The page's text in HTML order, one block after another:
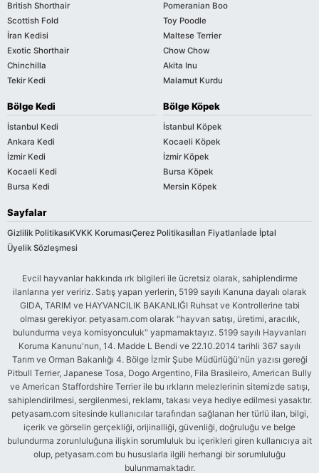
British Shorthair
Scottish Fold
İran Kedisi
Exotic Shorthair
Chinchilla
Tekir Kedi
Pomeranian Boo
Toy Poodle
Maltese Terrier
Chow Chow
Akita Inu
Malamut Kurdu
Bölge Kedi
İstanbul Kedi
Ankara Kedi
İzmir Kedi
Kocaeli Kedi
Bursa Kedi
Bölge Köpek
İstanbul Köpek
Kocaeli Köpek
İzmir Köpek
Bursa Köpek
Mersin Köpek
Sayfalar
Gizlilik PolitikasıKVKK KorumasıÇerez Politikasıİlan Fiyatlarıİade İptal
Üyelik Sözleşmesi
Evcil hayvanlar hakkında ırk bilgileri ile ücretsiz olarak, sahiplendirme
ilanlarına yer veririz. Satış yapan yerlerin, 5199 sayılı Kanuna dayalı olarak
GIDA, TARIM ve HAYVANCILIK BAKANLIĞI Ruhsat ve Kontrollerine tabi
olması gerekiyor. petyasam.com olarak "hayvan satışı, üretimi, aracılık,
bulundurma veya komisyonculuk" yapmamaktayız. 5199 sayılı Hayvanları
Koruma Kanunu'nun, 14. Madde L Bendi ve 22.10.2014 tarihli 367 sayılı
Tarım ve Orman Bakanlığı 4. Bölge İzmir Şube Müdürlüğü'nün yazısı gereği
Pitbull Terrier, Japanese Tosa, Dogo Argentino, Fila Brasileiro, American Bully
ve American Staffordshire Terrier ile bu ırkların melezlerinin sitemizde satışı,
sahiplendirilmesi, sergilenmesi, reklamı, takası veya hediye edilmesi yasaktır.
petyasam.com sitesinde kullanıcılar tarafından sağlanan her türlü ilan, bilgi,
içerik ve görselin gerçekliği, orijinalliği, güvenliği, doğruluğu ve belge
bulundurma zorunluluğuna ilişkin sorumluluk bu içerikleri giren kullanıcıya ait
olup, petyasam.com bu hususlarla ilgili herhangi bir sorumluluğu
bulunmamaktadır.